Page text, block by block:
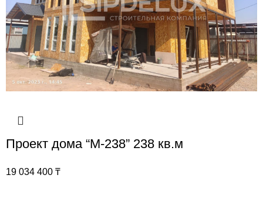
Проект дома “М-238” 238 кв.м
19 034 400 ₸